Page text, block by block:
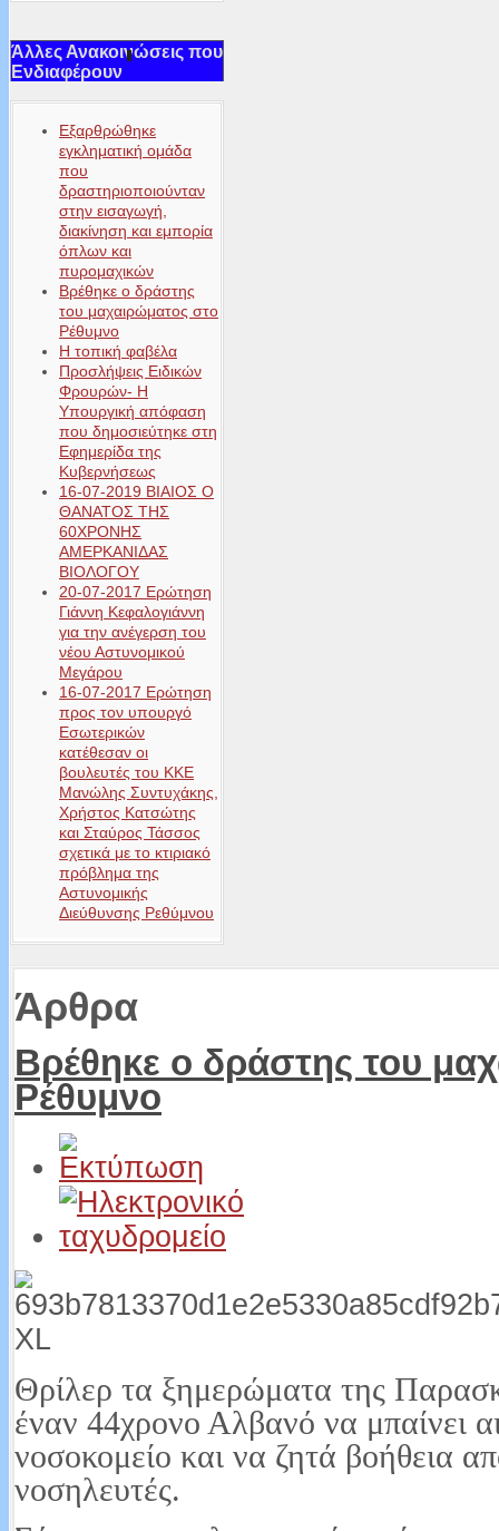
Άλλες Ανακοινώσεις που
Ενδιαφέρουν
Εξαρθρώθηκε
εγκληματική ομάδα
που
δραστηριοποιούνταν
στην εισαγωγή,
διακίνηση και εμπορία
όπλων και
πυρομαχικών
Βρέθηκε ο δράστης
του μαχαιρώματος στο
Ρέθυμνο
Η τοπική φαβέλα
Προσλήψεις Ειδικών
Φρουρών- Η
Υπουργική απόφαση
που δημοσιεύτηκε στη
Εφημερίδα της
Κυβερνήσεως
16-07-2019 ΒΙΑΙΟΣ Ο
ΘΑΝΑΤΟΣ ΤΗΣ
60ΧΡΟΝΗΣ
ΑΜΕΡΚΑΝΙΔΑΣ
ΒΙΟΛΟΓΟΥ
20-07-2017 Ερώτηση
Γιάννη Κεφαλογιάννη
για την ανέγερση του
νέου Αστυνομικού
Μεγάρου
16-07-2017 Ερώτηση
προς τον υπουργό
Εσωτερικών
κατέθεσαν οι
βουλευτές του ΚΚΕ
Μανώλης Συντυχάκης,
Χρήστος Κατσώτης
και Σταύρος Τάσσος
σχετικά με το κτιριακό
πρόβλημα της
Αστυνομικής
Διεύθυνσης Ρεθύμνου
Άρθρα
Βρέθηκε ο δράστης του
Ρέθυμνο
Θρίλερ τα ξημερώματα της
έναν 44χρονο Αλβανό να μπαίνει
νοσοκομείο και να ζητά βοήθεια
νοσηλευτές.